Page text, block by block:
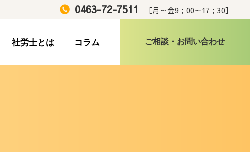
0463-72-7511 ［月～金9：00～17：30］
社労士とは コラム ご相談・お問い合わせ